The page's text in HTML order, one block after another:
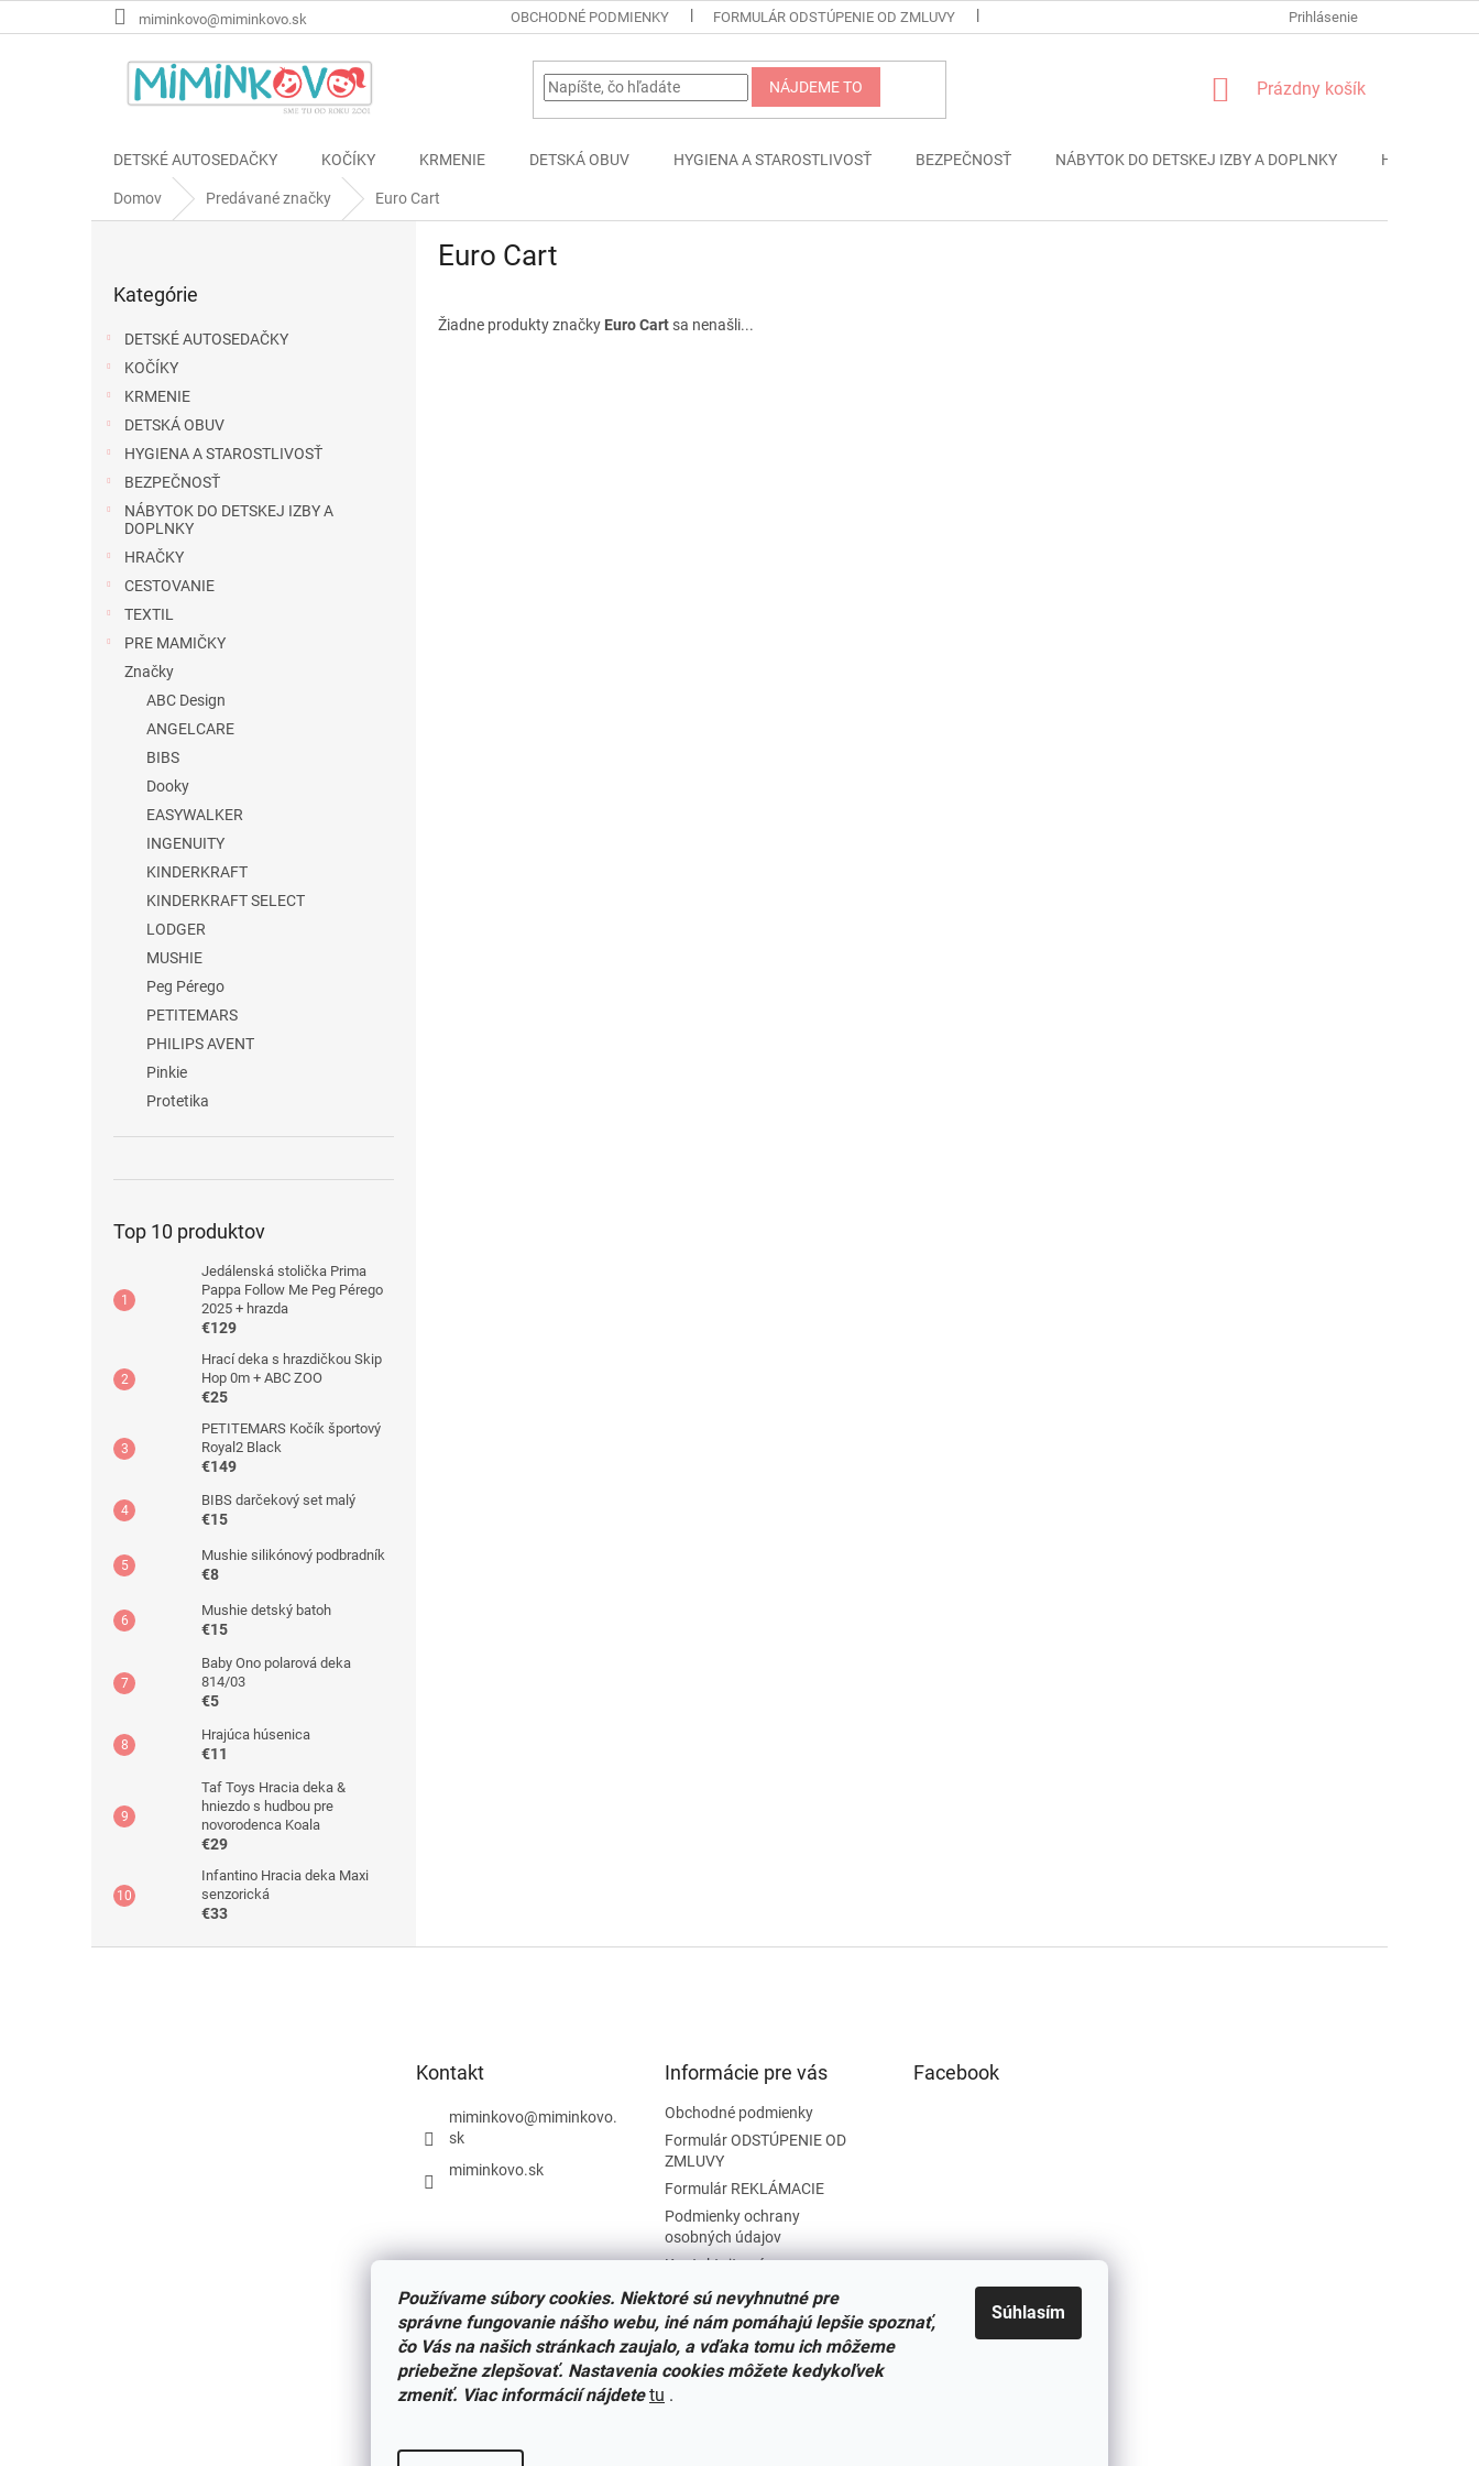
Používame súbory cookies. Niektoré sú nevyhnutné pre
správne fungovanie nášho webu, iné nám pomáhajú lepšie spoznať,
čo Vás na našich stránkach zaujalo, a vďaka tomu ich môžeme
priebežne zlepšovať. Nastavenia cookies môžete kedykoľvek
zmeniť. Viac informácií nájdete tu .
Súhlasím
na
miminkovo@miminkovo.sk OBCHODNÉ PODMIENKY FORMULÁR ODSTÚPENIE OD ZMLUVY PODMIENKY OCHRANY OSOBNÝCH
Prihlásenie
NÁJDEME TO
NÁKUPNÝ
Prázdny košík
DETSKÉ AUTOSEDAČKY KOČÍKY KRMENIE DETSKÁ OBUV HYGIENA A STAROSTLIVOSŤ BEZPEČNOSŤ NÁBYTOK DO DETSKEJ IZBY A DOPLNKY HRAČKY
Domov Predávané značky Euro Cart
kategórie
Kategórie
DETSKÉ AUTOSEDAČKY
KOČÍKY
KRMENIE
DETSKÁ OBUV
HYGIENA A STAROSTLIVOSŤ
BEZPEČNOSŤ
NÁBYTOK DO DETSKEJ IZBY A
DOPLNKY
HRAČKY
CESTOVANIE
TEXTIL
PRE MAMIČKY
Značky
ABC Design
ANGELCARE
BIBS
Dooky
EASYWALKER
INGENUITY
KINDERKRAFT
KINDERKRAFT SELECT
LODGER
MUSHIE
Peg Pérego
PETITEMARS
PHILIPS AVENT
Pinkie
Protetika
Top 10 produktov
Jedálenská stolička Prima
Pappa Follow Me Peg Pérego
2025 + hrazda
€129
Hrací deka s hrazdičkou Skip
Hop 0m + ABC ZOO
€25
PETITEMARS Kočík športový
Royal2 Black
€149
BIBS darčekový set malý
€15
Mushie silikónový podbradník
€8
Mushie detský batoh
€15
Baby Ono polarová deka
814/03
€5
Hrajúca húsenica
€11
Taf Toys Hracia deka &
hniezdo s hudbou pre
novorodenca Koala
€29
Infantino Hracia deka Maxi
senzorická
€33
Euro Cart
Žiadne produkty značky Euro Cart sa nenašli...
Kontakt
miminkovo@miminkovo.
sk
miminkovo.sk
Informácie pre vás
Obchodné podmienky
Formulár ODSTÚPENIE OD
ZMLUVY
Formulár REKLÁMACIE
Podmienky ochrany
osobných údajov
Kontaktujte nás
Tabuľka veľkostí
Nariadenie SOI o stiahnutí
výrobkov
Reklamačný poriadok
Zásady súborov COOKIES
Facebook